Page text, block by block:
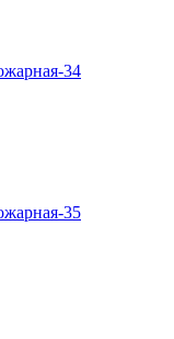
34
35